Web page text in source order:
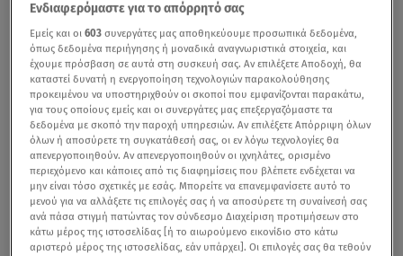
Ενδιαφερόμαστε για το απόρρητό σας
Εμείς και οι603 συνεργάτες μας αποθηκεύουμε προσωπικά δεδομένα,
όπως δεδομένα περιήγησης ή μοναδικά αναγνωριστικά στοιχεία, και
έχουμε πρόσβαση σε αυτά στη συσκευή σας. Αν επιλέξετε Αποδοχή, θα
καταστεί δυνατή η ενεργοποίηση τεχνολογιών παρακολούθησης
προκειμένου να υποστηριχθούν οι σκοποί που εμφανίζονται παρακάτω,
για τους οποίους εμείς και οι συνεργάτες μας επεξεργαζόμαστε τα
δεδομένα με σκοπό την παροχή υπηρεσιών. Αν επιλέξετε Απόρριψη όλων
όλων ή αποσύρετε τη συγκατάθεσή σας, οι εν λόγω τεχνολογίες θα
απενεργοποιηθούν. Αν απενεργοποιηθούν οι ιχνηλάτες, ορισμένο
περιεχόμενο και κάποιες από τις διαφημίσεις που βλέπετε ενδέχεται να
μην είναι τόσο σχετικές με εσάς. Μπορείτε να επανεμφανίσετε αυτό το
μενού για να αλλάξετε τις επιλογές σας ή να αποσύρετε τη συναίνεσή σας
ανά πάσα στιγμή πατώντας τον σύνδεσμο Διαχείριση προτιμήσεων στο
κάτω μέρος της ιστοσελίδας [ή το αιωρούμενο εικονίδιο στο κάτω
αριστερό μέρος της ιστοσελίδας, εάν υπάρχει]. Οι επιλογές σας θα τεθούν